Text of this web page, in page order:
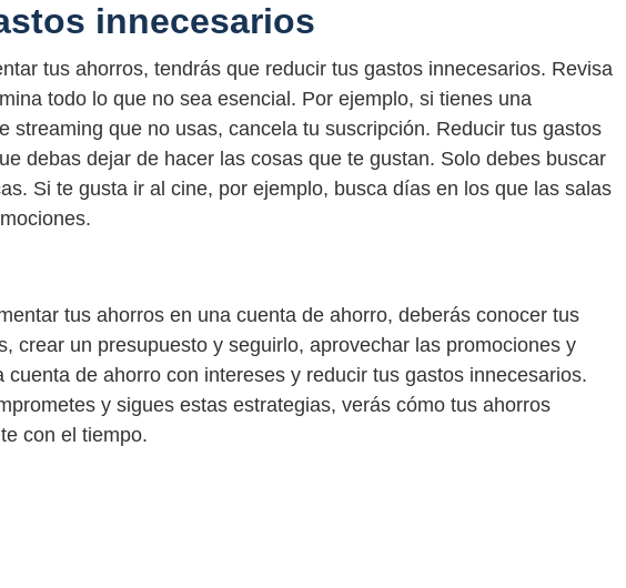
innecesarios
tus ahorros, tendrás que reducir tus gastos innecesarios. Revisa
todo lo que no sea esencial. Por ejemplo, si tienes una
streaming que no usas, cancela tu suscripción. Reducir tus gastos
debas dejar de hacer las cosas que te gustan. Solo debes buscar
Si te gusta ir al cine, por ejemplo, busca días en los que las salas
tus ahorros en una cuenta de ahorro, deberás conocer tus
crear un presupuesto y seguirlo, aprovechar las promociones y
cuenta de ahorro con intereses y reducir tus gastos innecesarios.
y sigues estas estrategias, verás cómo tus ahorros
con el tiempo.